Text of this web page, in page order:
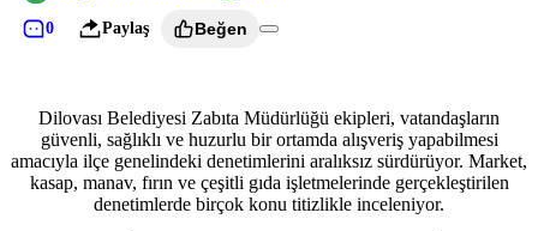
0 Paylaş Beğen
Dilovası Belediyesi Zabıta Müdürlüğü ekipleri, vatandaşların
güvenli, sağlıklı ve huzurlu bir ortamda alışveriş yapabilmesi
amacıyla ilçe genelindeki denetimlerini aralıksız sürdürüyor. Market,
kasap, manav, fırın ve çeşitli gıda işletmelerinde gerçekleştirilen
denetimlerde birçok konu titizlikle inceleniyor.